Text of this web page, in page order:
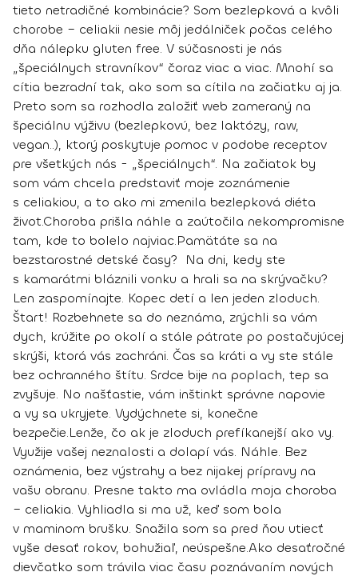
tieto netradičné kombinácie? Som bezlepková a kvôli
chorobe – celiakii nesie môj jedálniček počas celého
dňa nálepku gluten free. V súčasnosti je nás
„špeciálnych stravníkov“ čoraz viac a viac. Mnohí sa
cítia bezradní tak, ako som sa cítila na začiatku aj ja.
Preto som sa rozhodla založiť web zameraný na
špeciálnu výživu (bezlepkovú, bez laktózy, raw,
vegan..), ktorý poskytuje pomoc v podobe receptov
pre všetkých nás - „špeciálnych“. Na začiatok by
som vám chcela predstaviť moje zoznámenie
s celiakiou, a to ako mi zmenila bezlepková diéta
život.Choroba prišla náhle a zaútočila nekompromisne
tam, kde to bolelo najviac.Pamätáte sa na
bezstarostné detské časy? Na dni, kedy ste
s kamarátmi bláznili vonku a hrali sa na skrývačku?
Len zaspomínajte. Kopec detí a len jeden zloduch.
Štart! Rozbehnete sa do neznáma, zrýchli sa vám
dych, krúžite po okolí a stále pátrate po postačujúcej
skrýši, ktorá vás zachráni. Čas sa kráti a vy ste stále
bez ochranného štítu. Srdce bije na poplach, tep sa
zvyšuje. No našťastie, vám inštinkt správne napovie
a vy sa ukryjete. Vydýchnete si, konečne
bezpečie.Lenže, čo ak je zloduch prefíkanejší ako vy.
Využije vašej neznalosti a dolapí vás. Náhle. Bez
oznámenia, bez výstrahy a bez nijakej prípravy na
vašu obranu. Presne takto ma ovládla moja choroba
– celiakia. Vyhliadla si ma už, keď som bola
v maminom brušku. Snažila som sa pred ňou utiecť
vyše desať rokov, bohužiaľ, neúspešne.Ako desaťročné
dievčatko som trávila viac času poznávaním nových